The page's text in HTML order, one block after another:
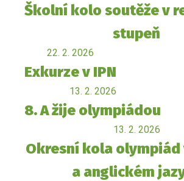
Školní kolo soutěže v
stupeň
22. 2. 2026
Exkurze v IPN
13. 2. 2026
8. A žije olympiádou
13. 2. 2026
Okresní kola olympiád
a anglickém